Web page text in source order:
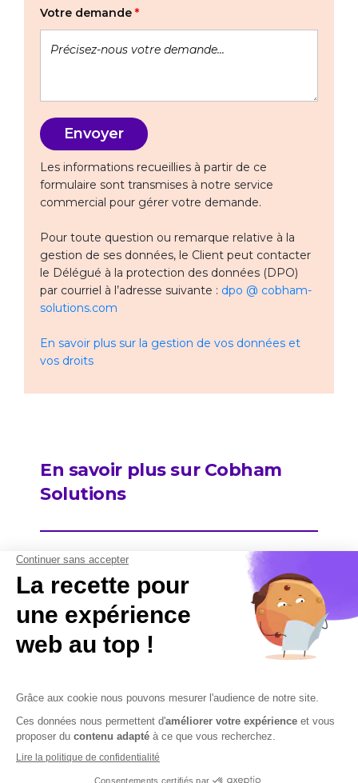
Votre demande *
Les informations recueillies à partir de ce
formulaire sont transmises à notre service
commercial pour gérer votre demande.
Pour toute question ou remarque relative à la
gestion de ses données, le Client peut contacter
le Délégué à la protection des données (DPO)
par courriel à l’adresse suivante : dpo @ cobham-
solutions.com
En savoir plus sur la gestion de vos données et
vos droits
En savoir plus sur Cobham
Solutions
Contactez-nous
Contactez-nous Mentions légales
Plan du site
Sécurisation des données
Conditions Générales de Vente et d’Utilisation